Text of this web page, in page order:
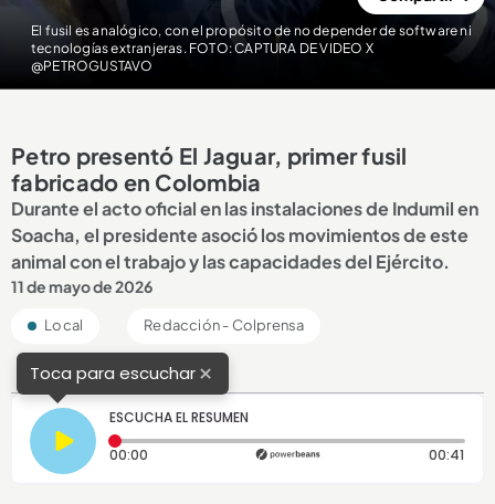
El fusil es analógico, con el propósito de no depender de software ni
tecnologías extranjeras. FOTO: CAPTURA DE VIDEO X
@PETROGUSTAVO
Petro presentó El Jaguar, primer fusil
fabricado en Colombia
Durante el acto oficial en las instalaciones de Indumil en
Soacha, el presidente asoció los movimientos de este
animal con el trabajo y las capacidades del Ejército.
11 de mayo de 2026
Local Redacción - Colprensa
Toca para escuchar×
ESCUCHA EL RESUMEN
00:00 Tiempo transcurrido: 0 segundos 00:41